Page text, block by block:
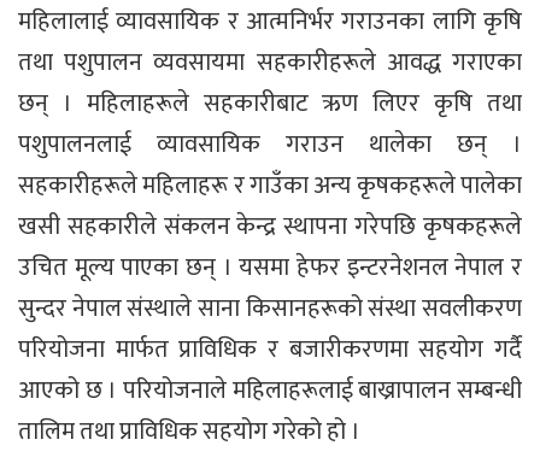
महिलालाई व्यावसायिक र आत्मनिर्भर गराउनका लागि कृषि
तथा पशुपालन व्यवसायमा सहकारीहरूले आवद्ध गराएका
छन् । महिलाहरूले सहकारीबाट ऋण लिएर कृषि तथा
पशुपालनलाई व्यावसायिक गराउन थालेका छन् ।
सहकारीहरूले महिलाहरू र गाउँका अन्य कृषकहरूले पालेका
खसी सहकारीले संकलन केन्द्र स्थापना गरेपछि कृषकहरूले
उचित मूल्य पाएका छन् । यसमा हेफर इन्टरनेशनल नेपाल र
सुन्दर नेपाल संस्थाले साना किसानहरूको संस्था सवलीकरण
परियोजना मार्फत प्राविधिक र बजारीकरणमा सहयोग गर्दै
आएको छ । परियोजनाले महिलाहरूलाई बाख्रापालन सम्बन्धी
तालिम तथा प्राविधिक सहयोग गरेको हो ।